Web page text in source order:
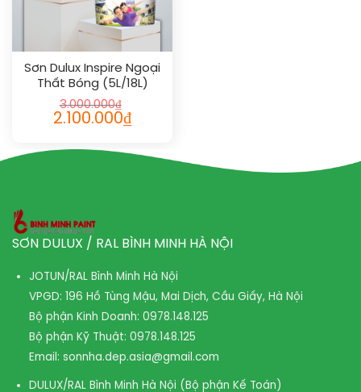
Sơn Dulux Inspire Ngoại
Thất Bóng (5L/18L)
3.000.000₫
2.100.000₫
SƠN DULUX / RAL BÌNH MINH HÀ NỘI
JOTUN/RAL Bình Minh Hà Nội
VPGD: 196 Hồ Tùng Mậu, Mai Dịch, Cầu Giấy, Hà Nội
Bộ phận Kinh Doanh: 0978.148.125
Bộ phận Kỹ Thuật: 0978.148.125
Email: sonnha.dep.asia@gmail.com
DULUX/RAL Bình Minh Hà Nội (Bộ phận Kế Toán)